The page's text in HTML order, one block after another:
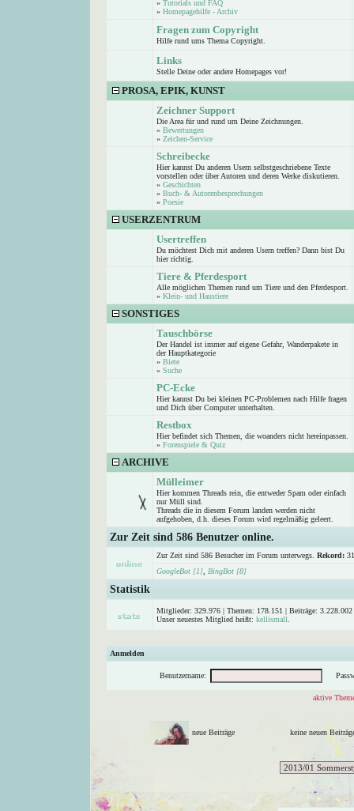
» Tutorials und FAQ
» Homepagehilfe - Archiv
Fragen zum Copyright
Hilfe rund ums Thema Copyright.
Links
Stelle Deine oder andere Homepages vor!
PROSA, EPIK, KUNST
Zeichner Support
Die Area für und rund um Deine Zeichnungen.
» Bewertungen
» Zeichen-Service
Schreibecke
Hier kannst Du anderen Usern selbstgeschriebene Texte
vorstellen oder über Autoren und deren Werke diskutieren.
» Geschichten
» Buch- & Autorenbesprechungen
» Poesie
USERZENTRUM
Usertreffen
Du möchtest Dich mit anderen Usern treffen? Dann bist Du
hier richtig.
Tiere & Pferdesport
Alle möglichen Themen rund um Tiere und den Pferdesport.
» Klein- und Haustiere
SONSTIGES
Tauschbörse
Der Handel ist immer auf eigene Gefahr, Wanderpakete in
der Hauptkategorie
» Biete
» Suche
PC-Ecke
Hier kannst Du bei kleinen PC-Problemen nach Hilfe fragen
und Dich über Computer unterhalten.
Restbox
Hier befindet sich Themen, die woanders nicht hereinpassen.
» Forenspiele & Quiz
ARCHIVE
Mülleimer
Hier kommen Threads rein, die entweder Spam oder einfach
nur Müll sind.
Threads die in diesem Forum landen werden nicht
aufgehoben, d.h. dieses Forum wird regelmäßig geleert.
Zur Zeit sind 586 Benutzer online.
Zur Zeit sind 586 Besucher im Forum unterwegs. Rekord:
GoogleBot [1]
BingBot [8]
Statistik
Mitglieder: 329.976 | Themen: 178.151 | Beiträge:
Unser neuestes Mitglied heißt: kellismall
Anmelden
Benutzername:
aktive
neue Beiträge keine neuen